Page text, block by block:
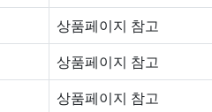
상품페이지 참고
상품페이지 참고
상품페이지 참고